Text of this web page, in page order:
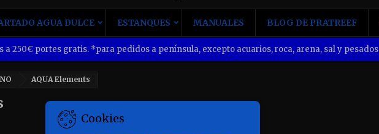
AGUA DULCE ESTANQUES MANUALES BLOG DE PRATREEF
a 250€ portes gratis. *para pedidos a península, excepto acuarios, roca, arena, sal y
AQUA Elements
Cookies